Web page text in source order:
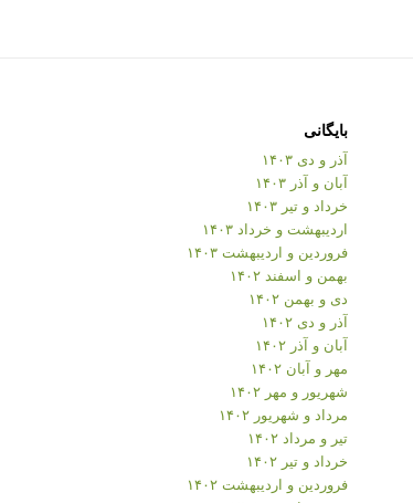
بایگانی
آذر و دی ۱۴۰۳
آبان و آذر ۱۴۰۳
خرداد و تیر ۱۴۰۳
اردیبهشت و خرداد ۱۴۰۳
فروردین و اردیبهشت ۱۴۰۳
بهمن و اسفند ۱۴۰۲
دی و بهمن ۱۴۰۲
آذر و دی ۱۴۰۲
آبان و آذر ۱۴۰۲
مهر و آبان ۱۴۰۲
شهریور و مهر ۱۴۰۲
مرداد و شهریور ۱۴۰۲
تیر و مرداد ۱۴۰۲
خرداد و تیر ۱۴۰۲
فروردین و اردیبهشت ۱۴۰۲